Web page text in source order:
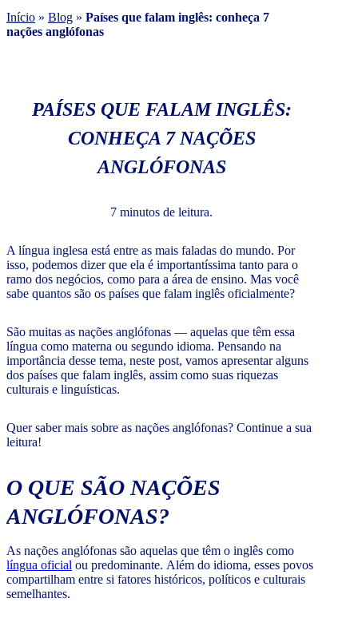
Início » Blog » Países que falam inglês: conheça 7
nações anglófonas
PAÍSES QUE FALAM INGLÊS:
CONHEÇA 7 NAÇÕES
ANGLÓFONAS
7 minutos de leitura.
A língua inglesa está entre as mais faladas do mundo. Por
isso, podemos dizer que ela é importantíssima tanto para o
ramo dos negócios, como para a área de ensino. Mas você
sabe quantos são os países que falam inglês oficialmente?
São muitas as nações anglófonas — aquelas que têm essa
língua como materna ou segundo idioma. Pensando na
importância desse tema, neste post, vamos apresentar alguns
dos países que falam inglês, assim como suas riquezas
culturais e linguísticas.
Quer saber mais sobre as nações anglófonas? Continue a sua
leitura!
O QUE SÃO NAÇÕES
ANGLÓFONAS?
As nações anglófonas são aquelas que têm o inglês como
língua oficial ou predominante. Além do idioma, esses povos
compartilham entre si fatores históricos, políticos e culturais
semelhantes.